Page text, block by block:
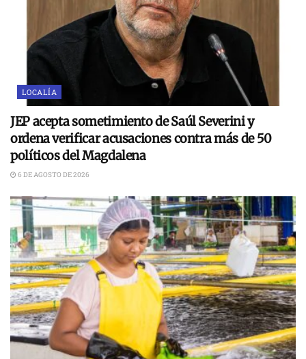
LOCALÍA
JEP acepta sometimiento de Saúl Severini y
ordena verificar acusaciones contra más de 50
políticos del Magdalena
6 DE AGOSTO DE 2026